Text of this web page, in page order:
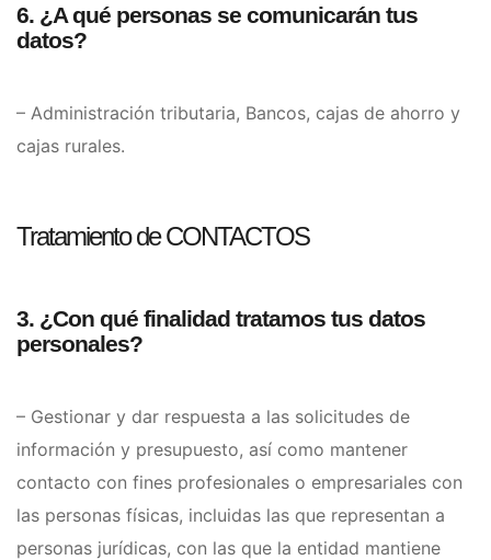
6. ¿A qué personas se comunicarán tus
datos?
– Administración tributaria, Bancos, cajas de ahorro y
cajas rurales.
Tratamiento de CONTACTOS
3. ¿Con qué finalidad tratamos tus datos
personales?
– Gestionar y dar respuesta a las solicitudes de
información y presupuesto, así como mantener
contacto con fines profesionales o empresariales con
las personas físicas, incluidas las que representan a
personas jurídicas, con las que la entidad mantiene